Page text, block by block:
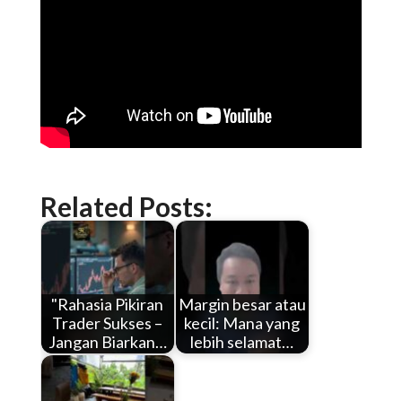
Related Posts:
"Rahasia Pikiran
Trader Sukses –
Jangan Biarkan…
Margin besar atau
kecil: Mana yang
lebih selamat…